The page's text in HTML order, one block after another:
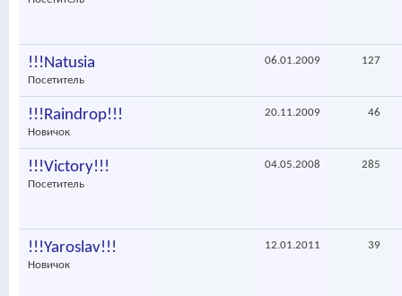
!!!Natusia
Посетитель
06.01.2009 127
!!!Raindrop!!!
Новичок
20.11.2009 46
!!!Victory!!!
Посетитель
04.05.2008 285
!!!Yaroslav!!!
Новичок
12.01.2011 39